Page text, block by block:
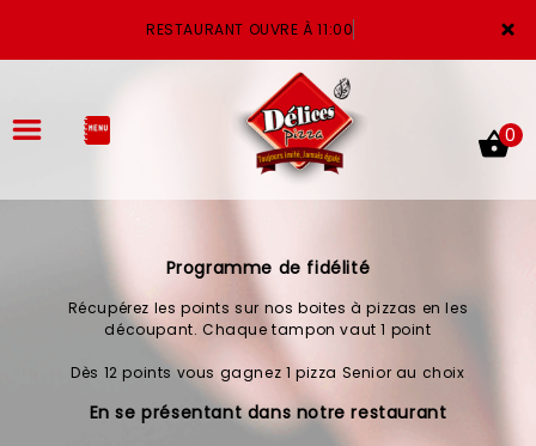
×
RESTAURANT OUVRE À 11:00
LA CARTE
VOTRE COMPTE
0
Programme de fidélité
Récupérez les points sur nos boites à pizzas en les
découpant. Chaque tampon vaut 1 point
Dès 12 points vous gagnez 1 pizza Senior au choix
En se présentant dans notre restaurant